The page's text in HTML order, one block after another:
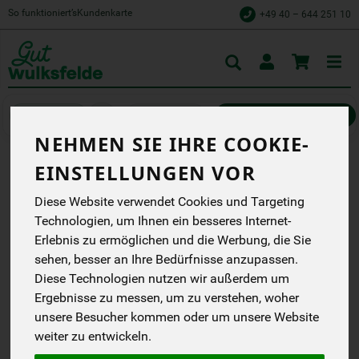
NEHMEN SIE IHRE COOKIE-
EINSTELLUNGEN VOR
Diese Website verwendet Cookies und Targeting
Technologien, um Ihnen ein besseres Internet-
Erlebnis zu ermöglichen und die Werbung, die Sie
sehen, besser an Ihre Bedürfnisse anzupassen.
Diese Technologien nutzen wir außerdem um
Ergebnisse zu messen, um zu verstehen, woher
unsere Besucher kommen oder um unsere Website
weiter zu entwickeln.
So funktioniert’s Kundenkarte +49 40 – 644 251 10
H-MILCH 3,5% 1 L
natürlicher Geschmack
durch sanfte Erhitzung,
ungekühlt haltbar
DN
DE-ÖKO-037
2,09 € / 1 l
Toggle
cart